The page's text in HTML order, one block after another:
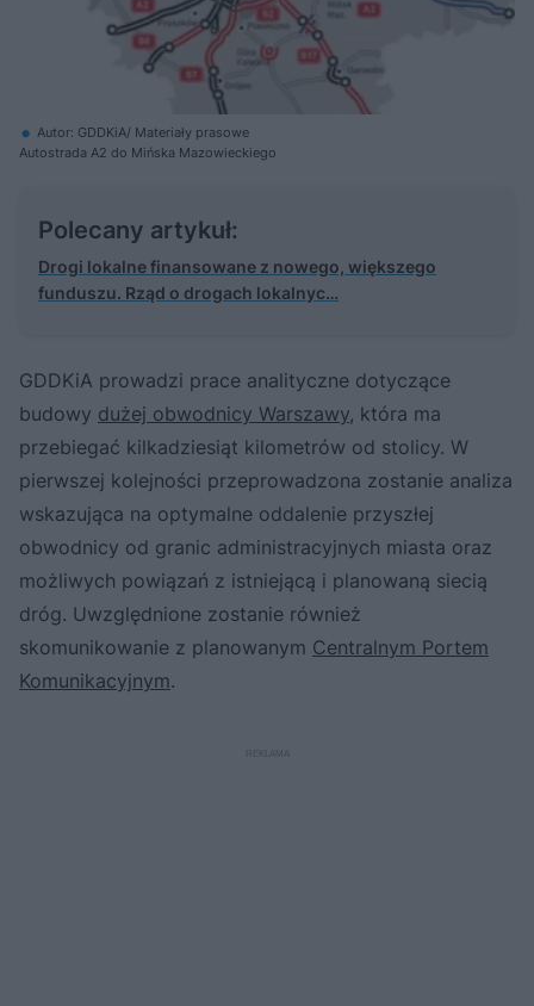
Autor: GDDKiA/ Materiały prasowe
Autostrada A2 do Mińska Mazowieckiego
Polecany artykuł:
Drogi lokalne finansowane z nowego, większego
funduszu. Rząd o drogach lokalnyc…
GDDKiA prowadzi prace analityczne dotyczące
budowy dużej obwodnicy Warszawy, która ma
przebiegać kilkadziesiąt kilometrów od stolicy. W
pierwszej kolejności przeprowadzona zostanie analiza
wskazująca na optymalne oddalenie przyszłej
obwodnicy od granic administracyjnych miasta oraz
możliwych powiązań z istniejącą i planowaną siecią
dróg. Uwzględnione zostanie również
skomunikowanie z planowanym Centralnym Portem
Komunikacyjnym.